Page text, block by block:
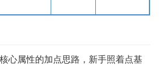
心属性的加点思路，新手照着点基